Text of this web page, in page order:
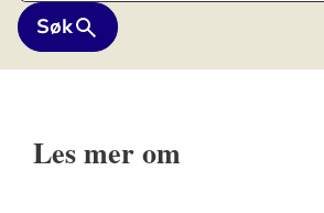
Søk
Les mer om